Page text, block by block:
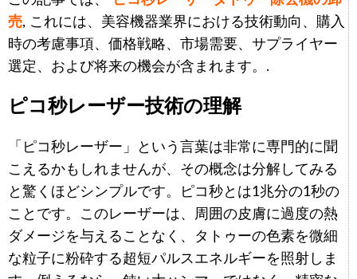
売, これには、美容機器業界における技術動向、購入
時の考慮事項、価格戦略、市場需要、サプライヤー
選定、および将来の機会が含まれます。.
ピコ秒レーザー技術の理解
「ピコ秒レーザー」という言葉は非常に専門的に聞
こえるかもしれませんが、その概念は分解してみる
と驚くほどシンプルです。ピコ秒とは1兆分の1秒の
ことです。このレーザーは、周囲の皮膚に過度の熱
ダメージを与えることなく、タトゥーの色素を微細
な粒子に粉砕する超短パルスエネルギーを照射しま